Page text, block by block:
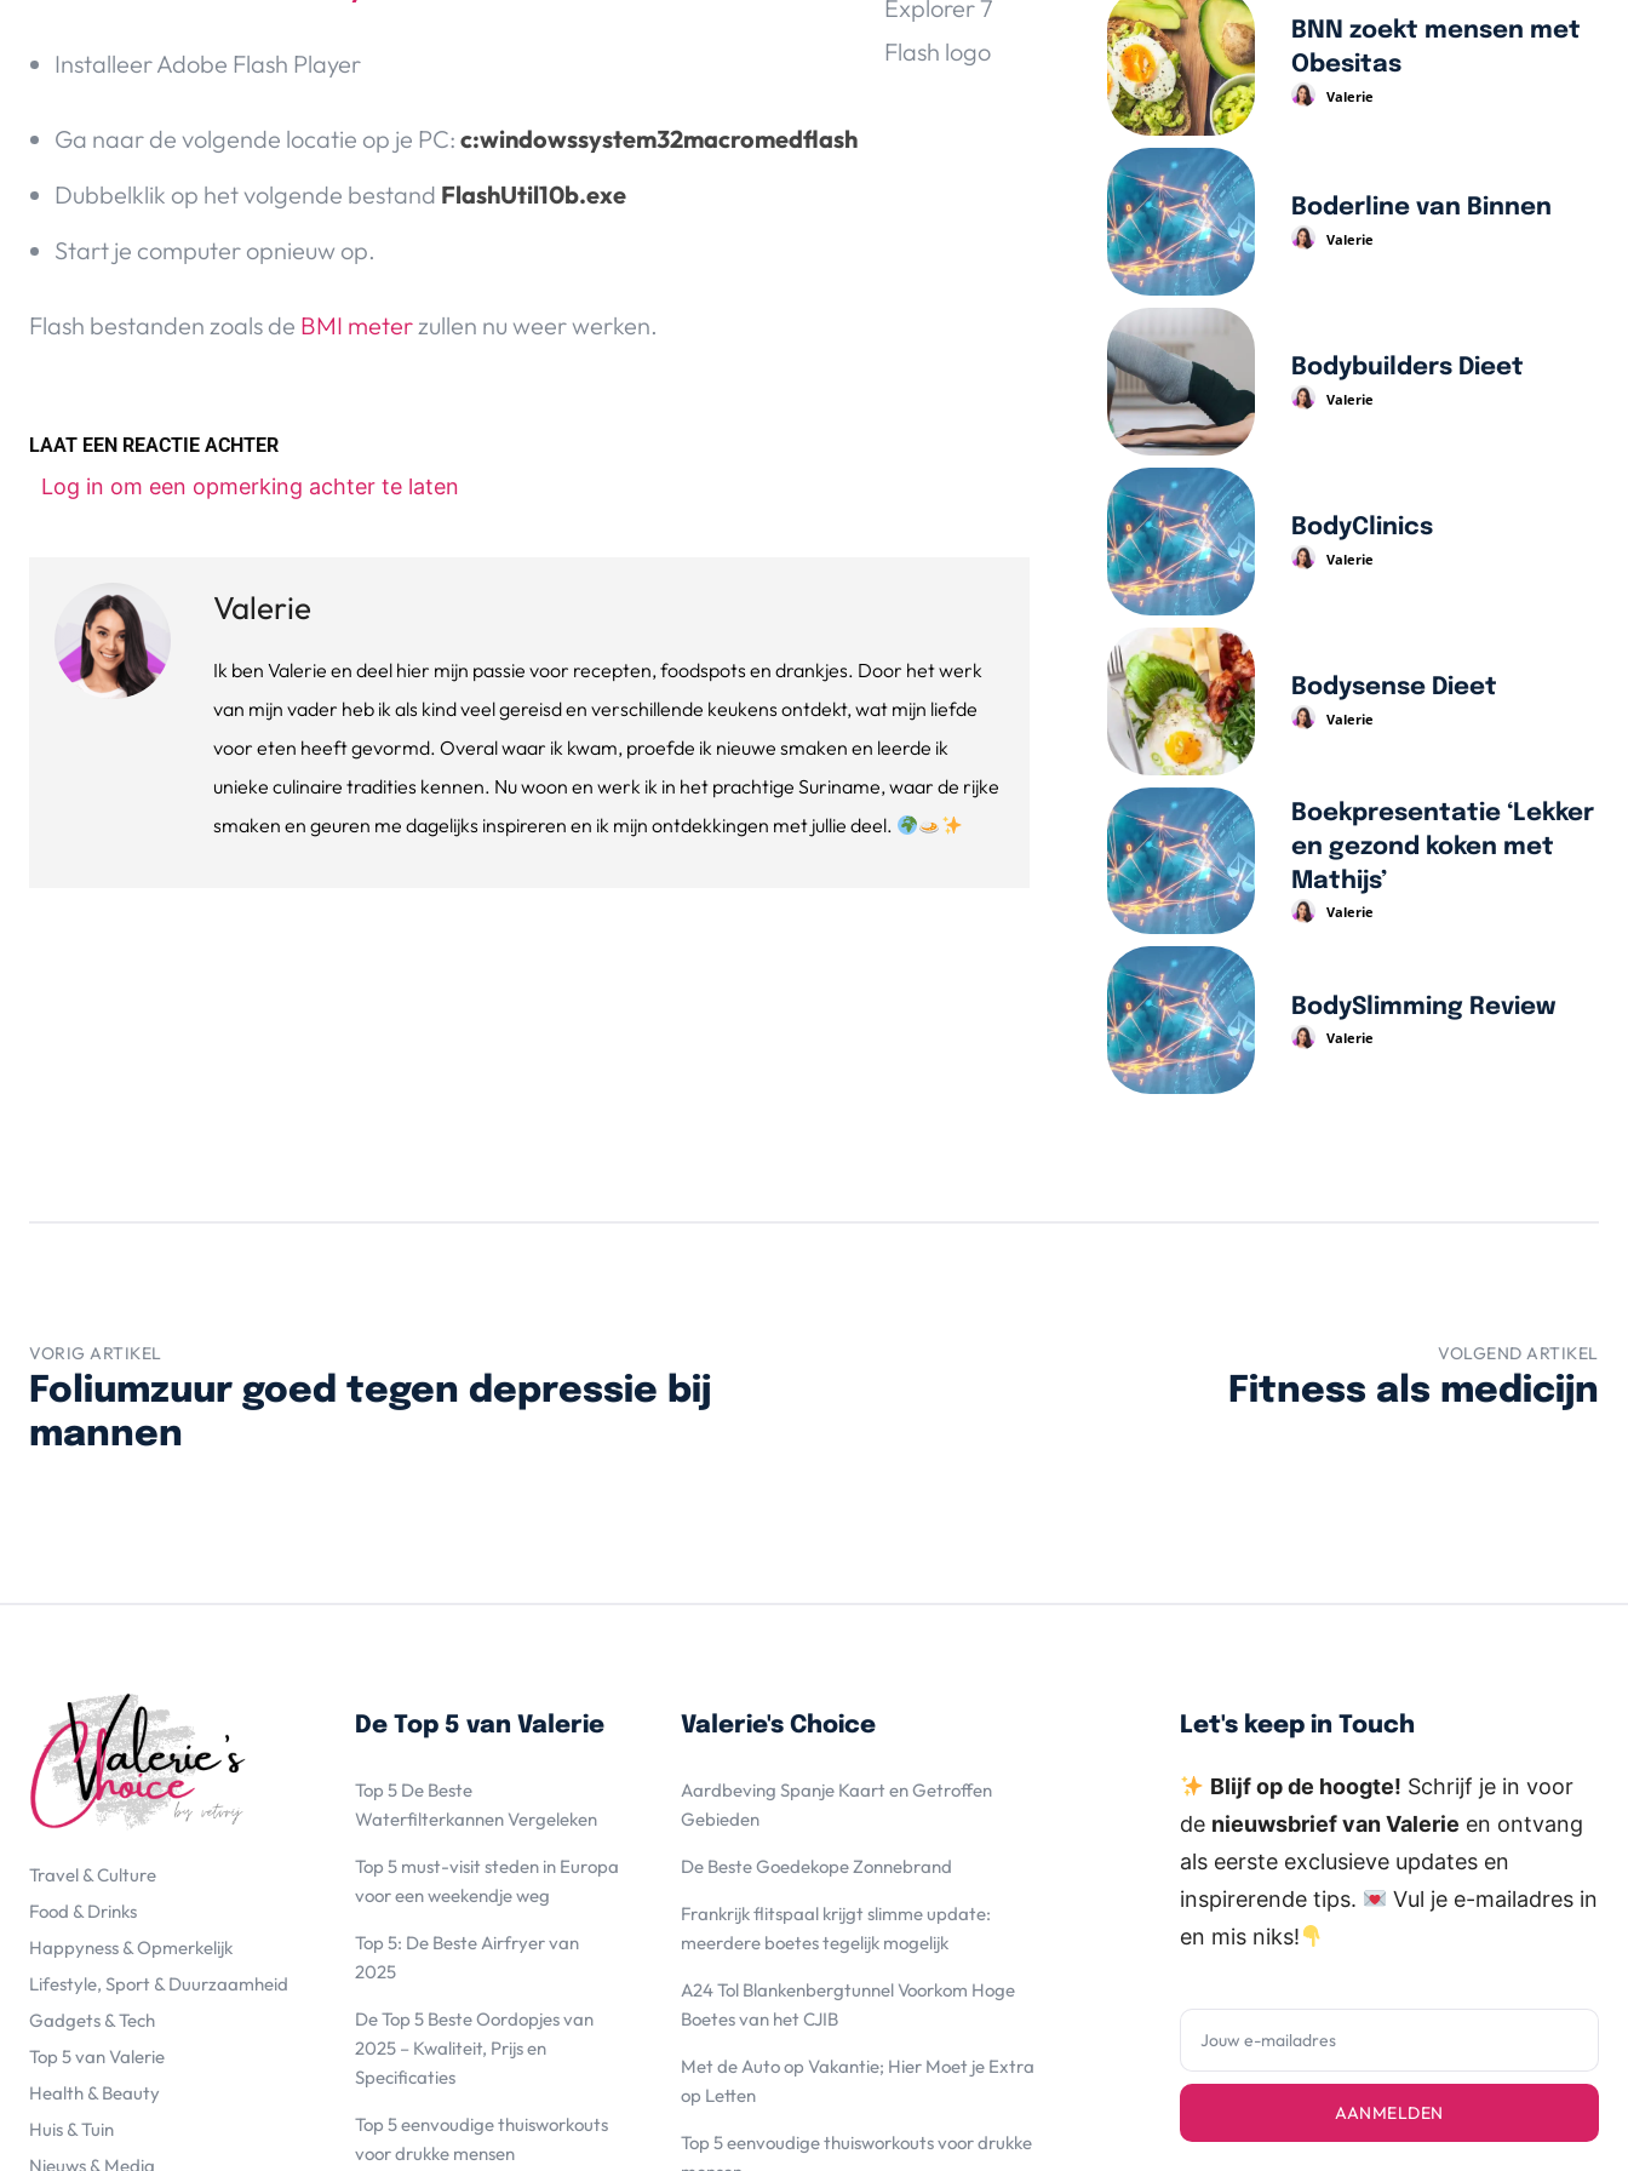
Installeer Adobe Flash Player
Ga naar de volgende locatie op je PC: c:windowssystem32macromedflash
Dubbelklik op het volgende bestand FlashUtil10b.exe
Start je computer opnieuw op.
Flash bestanden zoals de BMI meterzullen nu weer werken.
LAAT EEN REACTIE ACHTER
Log in om een opmerking achter te laten
Valerie
Ik ben Valerie en deel hier mijn passie voor recepten, foodspots en drankjes. Door het werk
van mijn vader heb ik als kind veel gereisd en verschillende keukens ontdekt, wat mijn liefde
voor eten heeft gevormd. Overal waar ik kwam, proefde ik nieuwe smaken en leerde ik
unieke culinaire tradities kennen. Nu woon en werk ik in het prachtige Suriname, waar de rijke
smaken en geuren me dagelijks inspireren en ik mijn ontdekkingen met jullie deel.
BNN zoekt mensen met
Obesitas
Valerie
Boderline van Binnen
Valerie
Bodybuilders Dieet
Valerie
BodyClinics
Valerie
Bodysense Dieet
Valerie
Boekpresentatie ‘Lekker
en gezond koken met
Mathijs’
Valerie
BodySlimming Review
Valerie
VORIG ARTIKEL
Foliumzuur goed tegen depressie bij
mannen
VOLGEND ARTIKEL
Fitness als medicijn
Travel & Culture
Food & Drinks
Happyness & Opmerkelijk
Lifestyle, Sport & Duurzaamheid
Gadgets & Tech
Top 5 van Valerie
Health & Beauty
Huis & Tuin
Nieuws & Media
De Top 5 van Valerie
Top 5 De Beste
Waterfilterkannen Vergeleken
Top 5 must-visit steden in Europa
voor een weekendje weg
Top 5: De Beste Airfryer van
2025
De Top 5 Beste Oordopjes van
2025 – Kwaliteit, Prijs en
Specificaties
Top 5 eenvoudige thuisworkouts
voor drukke mensen
Valerie's Choice
Aardbeving Spanje Kaart en Getroffen
Gebieden
De Beste Goedekope Zonnebrand
Frankrijk flitspaal krijgt slimme update:
meerdere boetes tegelijk mogelijk
A24 Tol Blankenbergtunnel Voorkom Hoge
Boetes van het CJIB
Met de Auto op Vakantie; Hier Moet je Extra
op Letten
Top 5 eenvoudige thuisworkouts voor drukke
Let's keep in Touch
Blijf op de hoogte! Schrijf je in voor
de nieuwsbrief van Valerie en ontvang
als eerste exclusieve updates en
inspirerende tips.
Vul je e-mailadres in
en mis niks!
AANMELDEN